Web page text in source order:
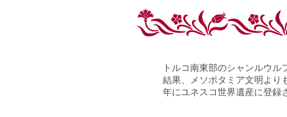
トルコ南東部のシャンルウ
結果、メソポタミア文明より
年にユネスコ世界遺産に登録